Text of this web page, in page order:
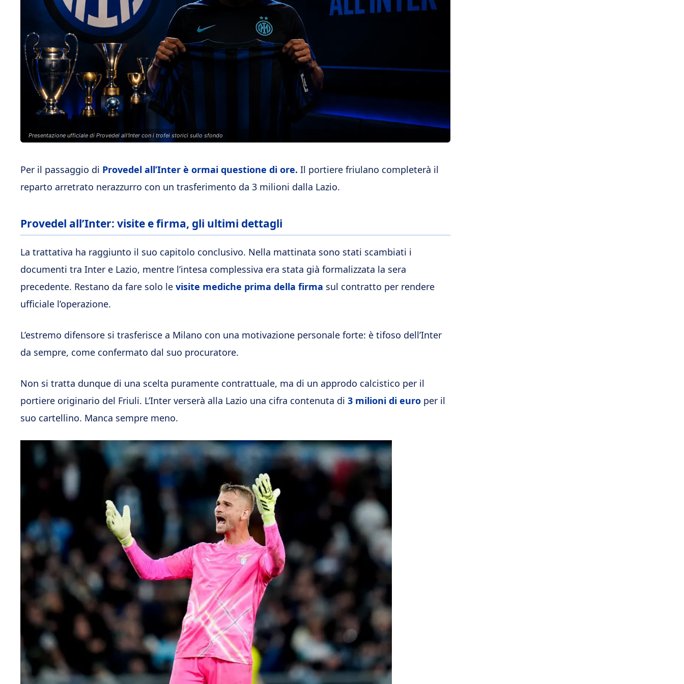
Presentazione ufficiale di Provedel all'Inter con i trofei storici sullo sfondo
Per il passaggio di Provedel all’Inter è ormai questione di ore. Il portiere friulano completerà il
reparto arretrato nerazzurro con un trasferimento da 3 milioni dalla Lazio.
Provedel all’Inter: visite e firma, gli ultimi dettagli
La trattativa ha raggiunto il suo capitolo conclusivo. Nella mattinata sono stati scambiati i
documenti tra Inter e Lazio, mentre l’intesa complessiva era stata già formalizzata la sera
precedente. Restano da fare solo le visite mediche prima della firma sul contratto per rendere
ufficiale l’operazione.
L’estremo difensore si trasferisce a Milano con una motivazione personale forte: è tifoso dell’Inter
da sempre, come confermato dal suo procuratore.
Non si tratta dunque di una scelta puramente contrattuale, ma di un approdo calcistico per il
portiere originario del Friuli. L’Inter verserà alla Lazio una cifra contenuta di 3 milioni di euro per il
suo cartellino. Manca sempre meno.